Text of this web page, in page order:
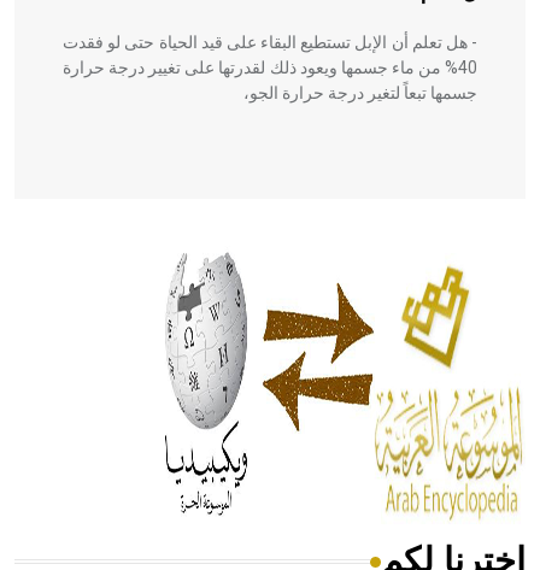
- هل تعلم أن الإبل تستطيع البقاء على قيد الحياة حتى لو فقدت
40% من ماء جسمها ويعود ذلك لقدرتها على تغيير درجة حرارة
جسمها تبعاً لتغير درجة حرارة الجو،
الحكم، الأدلة، تنظيم التغذية، ورسالته في جروح الرأس. ويعود
له الفضل بأنه حرر الطب من الدين والفلسفة.
- هل تعلم أن المرجان إفراز حيواني يتكون في البحر ويتركب
من مادة كربونات الكلسيوم، وهو أحمر أو شديد الحمرة وهو
أجود أنواعه، ويمتاز بكبر الحجم ويسمى الش
اخترنا لكم